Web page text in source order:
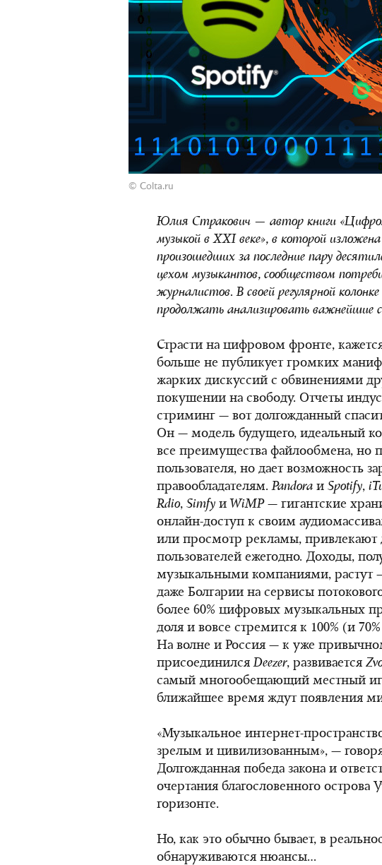
© Colta.ru
Юлия Стракович — автор книги
музыкой в XXI веке», в которой
произошедших за последние пару
цехом музыкантов, сообществом
журналистов. В своей регулярной
продолжать анализировать важнейшие
Страсти на цифровом фронте,
больше не публикует громких
жарких дискуссий с обвинениями
покушении на свободу. Отчеты
стриминг — вот долгожданный
Он — модель будущего, идеальный
все преимущества файлообмена, но
пользователя, но дает возможность
правообладателям.Pandora и Spotify,
Rdio, Simfy и WiMP — гигантские
онлайн-доступ к своим
или просмотр рекламы, привлекают
пользователей ежегодно. Доходы,
музыкальными компаниями, растут —
даже Болгарии на сервисы
более 60% цифровых музыкальных
доля и вовсе стремится к 100% (и
На волне и Россия — к уже
присоединилсяDeezer, развивается Zv
самый многообещающий местный
ближайшее время ждут появления
«Музыкальное интернет-
зрелым и цивилизованным», —
Долгожданная победа закона и
очертания благословенного острова
горизонте.
Но, как это обычно бывает, в
обнаруживаются нюансы…